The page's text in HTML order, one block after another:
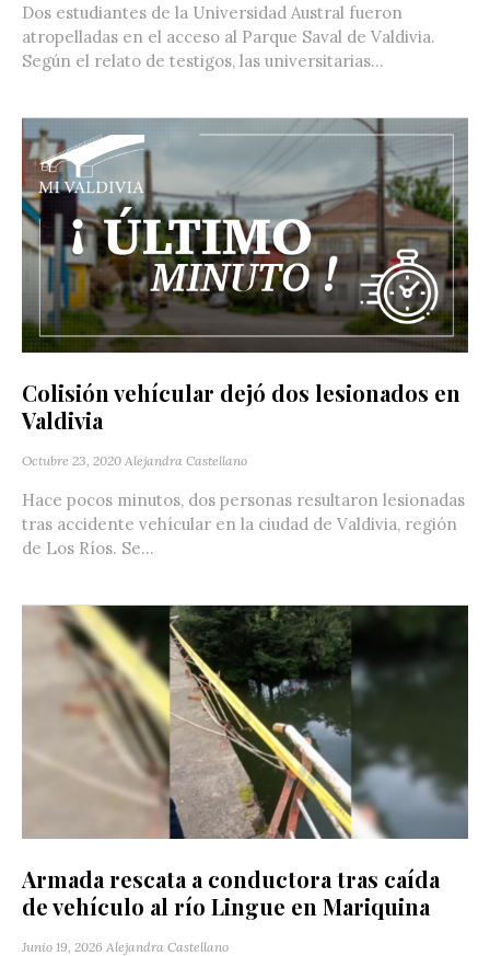
Dos estudiantes de la Universidad Austral fueron
atropelladas en el acceso al Parque Saval de Valdivia.
Según el relato de testigos, las universitarias...
Colisión vehícular dejó dos lesionados en
Valdivia
Octubre 23, 2020 Alejandra Castellano
Hace pocos minutos, dos personas resultaron lesionadas
tras accidente vehícular en la ciudad de Valdivia, región
de Los Ríos. Se...
Armada rescata a conductora tras caída
de vehículo al río Lingue en Mariquina
Junio 19, 2026 Alejandra Castellano